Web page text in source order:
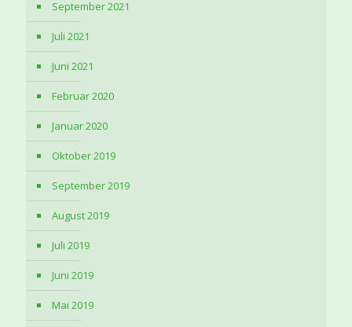
September 2021
Juli 2021
Juni 2021
Februar 2020
Januar 2020
Oktober 2019
September 2019
August 2019
Juli 2019
Juni 2019
Mai 2019